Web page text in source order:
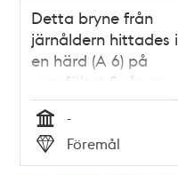
Detta bryne från
järnåldern hittades i
en härd (A 6) på
gravfältet Spånga
134:1 i Akalla.
Tid
-
Typ
Föremål